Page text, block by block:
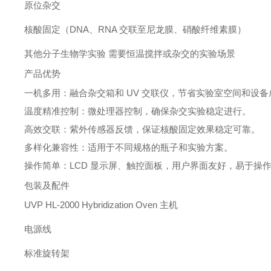
原位杂交
核酸固定（DNA、RNA 交联至尼龙膜、硝酸纤维素膜）
其他分子生物学实验 需要恒温搅拌或杂交的实验场景
产品优势
一机多用：融合杂交箱和 UV 交联仪，节省实验室空间和设备
温度精准控制：微处理器控制，确保杂交实验稳定进行。
高效交联：紫外传感器反馈，保证核酸固定效果稳定可靠。
多样化兼容性：适用于不同规格的瓶子和实验方案。
操作简单：LCD 显示屏、触控面板，用户界面友好，易于操作
包装及配件
UVP HL-2000 Hybridization Oven 主机
电源线
标准旋转架